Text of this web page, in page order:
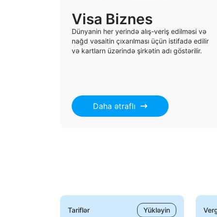
Visa Biznes
Dünyanin her yerində alış-veriş edilməsi və
nağd vəsaitin çıxarılması üçün istifadə edilir
və kartlarn üzərində şirkətin adı göstərilir.
Daha ətraflı
Tariflər Yükləyin